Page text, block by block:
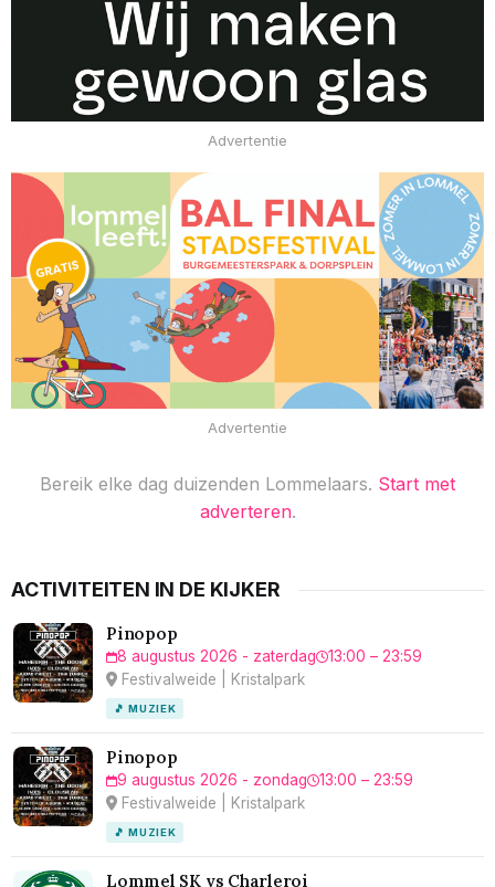
Advertentie
Advertentie
Bereik elke dag duizenden Lommelaars. Start met
adverteren.
ACTIVITEITEN IN DE KIJKER
Pinopop
8 augustus 2026 - zaterdag
13:00 – 23:59
Festivalweide | Kristalpark
🎵 MUZIEK
Pinopop
9 augustus 2026 - zondag
13:00 – 23:59
Festivalweide | Kristalpark
🎵 MUZIEK
Lommel SK vs Charleroi